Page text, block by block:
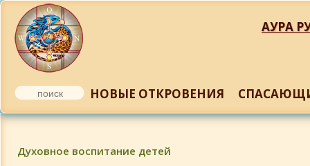
АУРА
НОВЫЕ ОТКРОВЕНИЯ
Духовное воспитание детей
Александр Набабкин-Романюк
Отправить e-mail